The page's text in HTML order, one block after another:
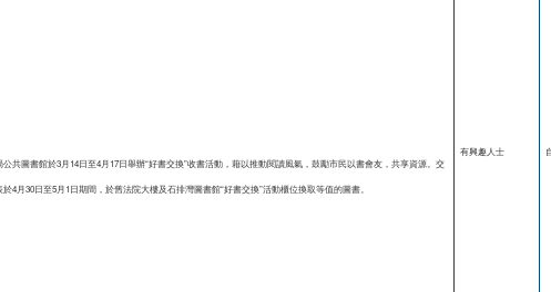
共圖書館於3月14日至4月17日舉辦“好書交換”收書活動，藉以推動閱讀風氣，鼓勵市民以書會友，共享資源。交
4月30日至5月1日期間，於舊法院大樓及石排灣圖書館“好書交換”活動櫃位換取等值的圖書。
有興趣人士